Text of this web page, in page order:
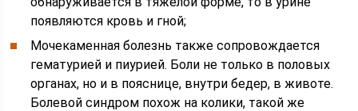
появляются кровь и гной;
Мочекаменная болезнь также сопровождается
гематурией и пиурией. Боли не только в половых
органах, но и в пояснице, внутри бедер, в животе.
Болевой синдром похож на колики, такой же